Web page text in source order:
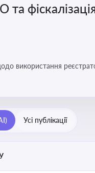
використання
про
та судів щодо РРО
Усі публікації